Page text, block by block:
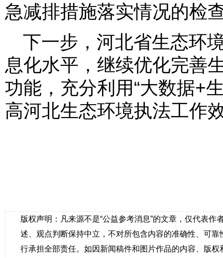
急减排措施落实情况的检
下一步，河北省生态环
息化水平，继续优化完善
功能，充分利用“大数据+
高河北生态环境执法工作
版权声明：凡来源不是“公益参考消息”的文章，仅代表
述、观点判断保持中立，不对所包含内容的准确性、可
行承担全部责任。如因新闻稿件和图片作品的内容、版